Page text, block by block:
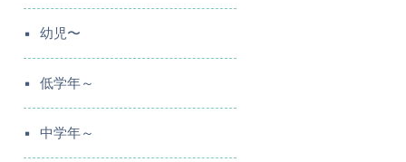
幼児〜
低学年～
中学年～